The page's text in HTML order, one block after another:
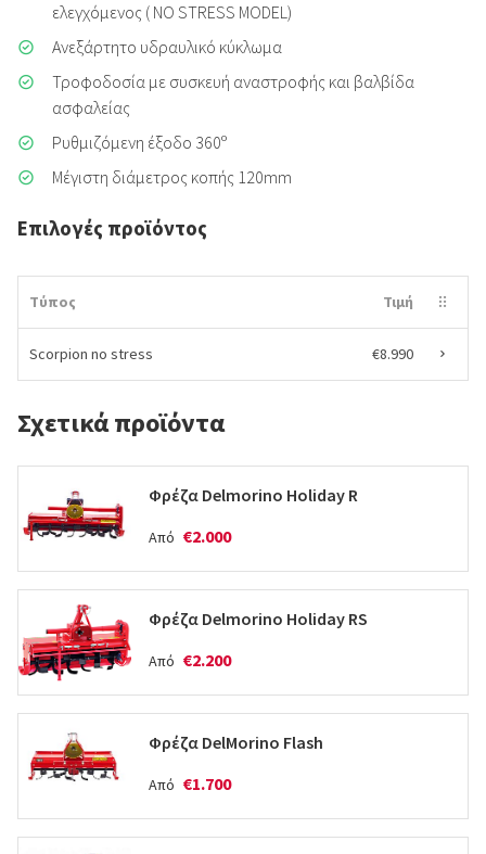
ελεγχόμενος ( NO STRESS MODEL)
Ανεξάρτητο υδραυλικό κύκλωμα
Τροφοδοσία με συσκευή αναστροφής και βαλβίδα
ασφαλείας
Ρυθμιζόμενη έξοδο 360ᵒ
Μέγιστη διάμετρος κοπής 120mm
Επιλογές προϊόντος
Τύπος Τιμή
Scorpion no stress €8.990
Σχετικά προϊόντα
Φρέζα Delmorino Holiday R
Από €2.000
Φρέζα Delmorino Holiday RS
Από €2.200
Φρέζα DelMorino Flash
Από €1.700